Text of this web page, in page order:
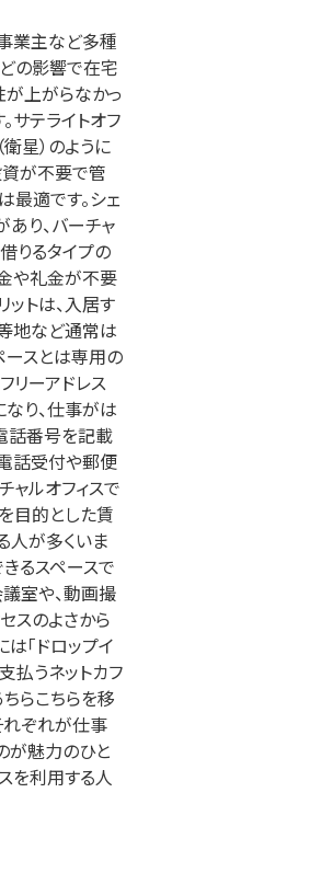
業主など多種
の影響で在宅
が上がらなかっ
サテライトオフ
星）のように
資が不要で管
最適です。シェ
り、バーチャ
りるタイプの
や礼金が不要
トは、入居す
地など通常は
ースとは専用の
リーアドレス
り、仕事がは
話番号を記載
話受付や郵便
ャルオフィスで
目的とした賃
人が多くいま
るスペースで
室や、動画撮
スのよさから
「ドロップイ
払うネットカフ
らこちらを移
れぞれが仕事
が魅力のひと
を利用する人